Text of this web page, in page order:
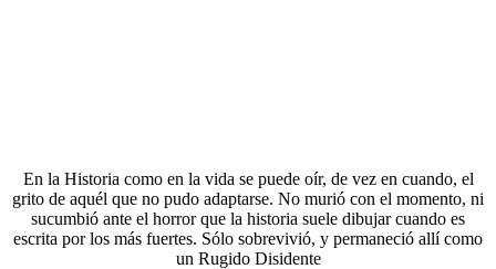
En la Historia como en la vida se puede oír, de vez en cuando, el
grito de aquél que no pudo adaptarse. No murió con el momento, ni
sucumbió ante el horror que la historia suele dibujar cuando es
escrita por los más fuertes. Sólo sobrevivió, y permaneció allí como
un Rugido Disidente